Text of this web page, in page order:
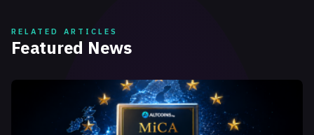
RELATED ARTICLES
Featured News